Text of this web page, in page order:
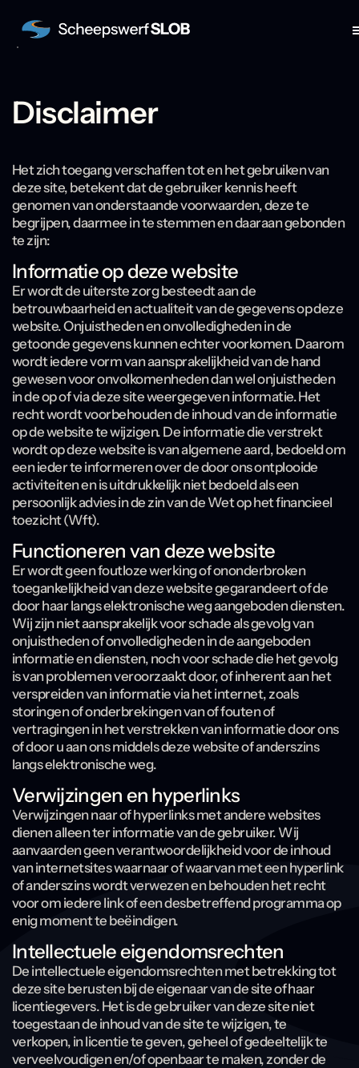
SkipDisclaimer
Het zich toegang verschaffen tot en het gebruiken van
deze site, betekent dat de gebruiker kennis heeft
genomen van onderstaande voorwaarden, deze te
begrijpen, daarmee in te stemmen en daaraan gebonden
te zijn:
Informatie op deze website
Er wordt de uiterste zorg besteedt aan de
betrouwbaarheid en actualiteit van de gegevens op deze
website. Onjuistheden en onvolledigheden in de
getoonde gegevens kunnen echter voorkomen. Daarom
wordt iedere vorm van aansprakelijkheid van de hand
gewesen voor onvolkomenheden dan wel onjuistheden
in de op of via deze site weergegeven informatie. Het
recht wordt voorbehouden de inhoud van de informatie
op de website te wijzigen. De informatie die verstrekt
wordt op deze website is van algemene aard, bedoeld om
een ieder te informeren over de door ons ontplooide
activiteiten en is uitdrukkelijk niet bedoeld als een
persoonlijk advies in de zin van de Wet op het financieel
toezicht (Wft).
Functioneren van deze website
Er wordt geen foutloze werking of ononderbroken
toegankelijkheid van deze website gegarandeert of de
door haar langs elektronische weg aangeboden diensten.
Wij zijn niet aansprakelijk voor schade als gevolg van
onjuistheden of onvolledigheden in de aangeboden
informatie en diensten, noch voor schade die het gevolg
is van problemen veroorzaakt door, of inherent aan het
verspreiden van informatie via het internet, zoals
storingen of onderbrekingen van of fouten of
vertragingen in het verstrekken van informatie door ons
of door u aan ons middels deze website of anderszins
langs elektronische weg.
Verwijzingen en hyperlinks
Verwijzingen naar of hyperlinks met andere websites
dienen alleen ter informatie van de gebruiker. Wij
aanvaarden geen verantwoordelijkheid voor de inhoud
van internetsites waarnaar of waarvan met een hyperlink
of anderszins wordt verwezen en behouden het recht
voor om iedere link of een desbetreffend programma op
enig moment te beëindigen.
Intellectuele eigendomsrechten
De intellectuele eigendomsrechten met betrekking tot
deze site berusten bij de eigenaar van de site of haar
licentiegevers. Het is de gebruiker van deze site niet
toegestaan de inhoud van de site te wijzigen, te
verkopen, in licentie te geven, geheel of gedeeltelijk te
verveelvoudigen en/of openbaar te maken, zonder de